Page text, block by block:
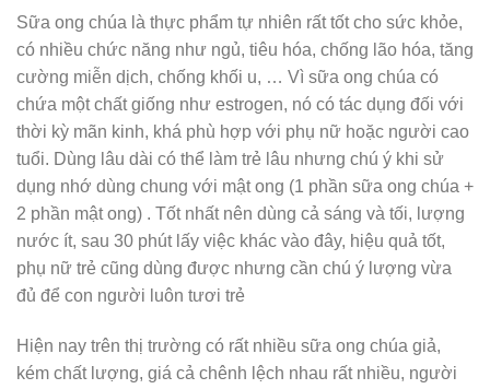
Sữa ong chúa là thực phẩm tự nhiên rất tốt cho sức khỏe,
có nhiều chức năng như ngủ, tiêu hóa, chống lão hóa, tăng
cường miễn dịch, chống khối u, … Vì sữa ong chúa có
chứa một chất giống như estrogen, nó có tác dụng đối với
thời kỳ mãn kinh, khá phù hợp với phụ nữ hoặc người cao
tuổi. Dùng lâu dài có thể làm trẻ lâu nhưng chú ý khi sử
dụng nhớ dùng chung với mật ong (1 phần sữa ong chúa +
2 phần mật ong) . Tốt nhất nên dùng cả sáng và tối, lượng
nước ít, sau 30 phút lấy việc khác vào đây, hiệu quả tốt,
phụ nữ trẻ cũng dùng được nhưng cần chú ý lượng vừa
đủ để con người luôn tươi trẻ
Hiện nay trên thị trường có rất nhiều sữa ong chúa giả,
kém chất lượng, giá cả chênh lệch nhau rất nhiều, người